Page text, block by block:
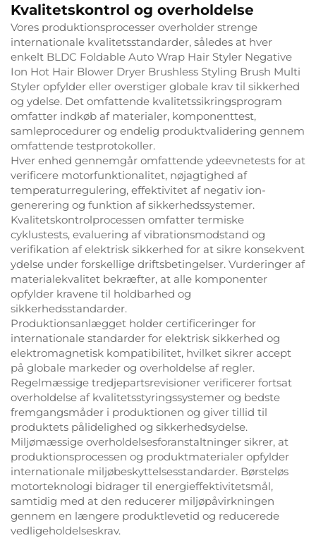
Kvalitetskontrol og overholdelse
Vores produktionsprocesser overholder strenge
internationale kvalitetsstandarder, således at hver
enkelt BLDC Foldable Auto Wrap Hair Styler Negative
Ion Hot Hair Blower Dryer Brushless Styling Brush Multi
Styler opfylder eller overstiger globale krav til sikkerhed
og ydelse. Det omfattende kvalitetssikringsprogram
omfatter indkøb af materialer, komponenttest,
samleprocedurer og endelig produktvalidering gennem
omfattende testprotokoller.
Hver enhed gennemgår omfattende ydeevnetests for at
verificere motorfunktionalitet, nøjagtighed af
temperaturregulering, effektivitet af negativ ion-
generering og funktion af sikkerhedssystemer.
Kvalitetskontrolprocessen omfatter termiske
cyklustests, evaluering af vibrationsmodstand og
verifikation af elektrisk sikkerhed for at sikre konsekvent
ydelse under forskellige driftsbetingelser. Vurderinger af
materialekvalitet bekræfter, at alle komponenter
opfylder kravene til holdbarhed og
sikkerhedsstandarder.
Produktionsanlægget holder certificeringer for
internationale standarder for elektrisk sikkerhed og
elektromagnetisk kompatibilitet, hvilket sikrer accept
på globale markeder og overholdelse af regler.
Regelmæssige tredjepartsrevisioner verificerer fortsat
overholdelse af kvalitetsstyringssystemer og bedste
fremgangsmåder i produktionen og giver tillid til
produktets pålidelighed og sikkerhedsydelse.
Miljømæssige overholdelsesforanstaltninger sikrer, at
produktionsprocessen og produktmaterialer opfylder
internationale miljøbeskyttelsesstandarder. Børsteløs
motorteknologi bidrager til energieffektivitetsmål,
samtidig med at den reducerer miljøpåvirkningen
gennem en længere produktlevetid og reducerede
vedligeholdelseskrav.